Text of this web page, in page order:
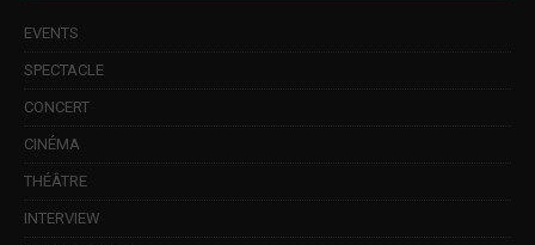
EVENTS
SPECTACLE
CONCERT
CINÉMA
THÉÂTRE
INTERVIEW